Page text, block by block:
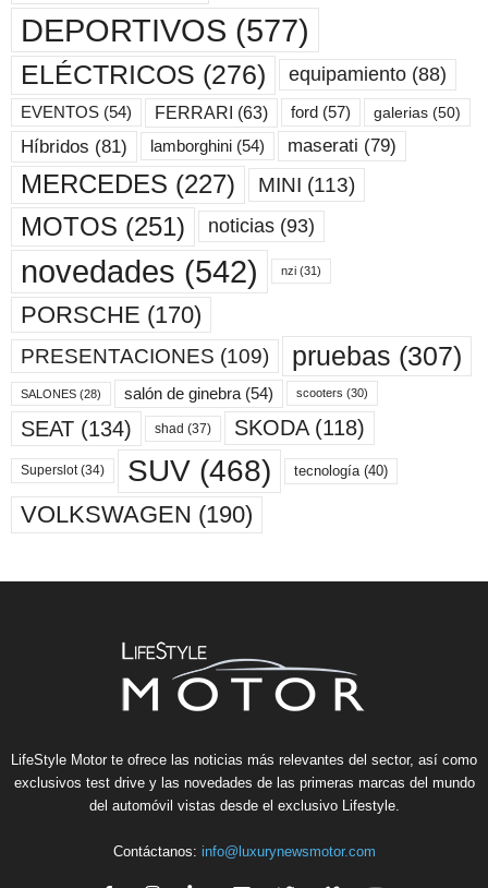
DEPORTIVOS (577)
ELÉCTRICOS (276) equipamiento (88)
EVENTOS (54) FERRARI (63) ford (57) galerias (50)
Híbridos (81) lamborghini (54) maserati (79)
MERCEDES (227) MINI (113)
MOTOS (251) noticias (93)
novedades (542) nzi (31)
PORSCHE (170)
PRESENTACIONES (109) pruebas (307)
SALONES (28) salón de ginebra (54) scooters (30)
SEAT (134) shad (37) SKODA(118)
Superslot(34) SUV (468) tecnología (40)
VOLKSWAGEN (190)
LifeStyle Motor te ofrece las noticias más relevantes del sector, así como
exclusivos test drive y las novedades de las primeras marcas del mundo
del automóvil vistas desde el exclusivo Lifestyle.
Contáctanos: info@luxurynewsmotor.com